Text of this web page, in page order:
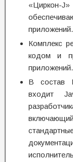
«Циркон-
приложений.
Комплекс
кодом и
приложений.
В состав
входит